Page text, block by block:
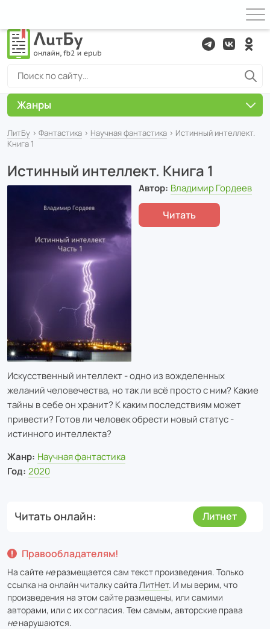
ЛитБу › Фантастика › Научная фантастика › Истинный интеллект.
Книга 1
Истинный интеллект. Книга 1
Автор: Владимир Гордеев
Читать
Искусственный интеллект - одно из вожделенных
желаний человечества, но так ли всё просто с ним? Какие
тайны в себе он хранит? К каким последствиям может
привести? Готов ли человек обрести новый статус -
истинного интеллекта?
Жанр: Научная фантастика
Год: 2020
Читать онлайн Литнет
Правообладателям!
На сайте неразмещается сам текст произведения. Только
ссылка на онлайн читалку сайта ЛитНет. И мы верим, что
произведения на этом сайте размещены, или самими
авторами, или с их согласия. Тем самым, авторские права
ненарушаются.
Жанры